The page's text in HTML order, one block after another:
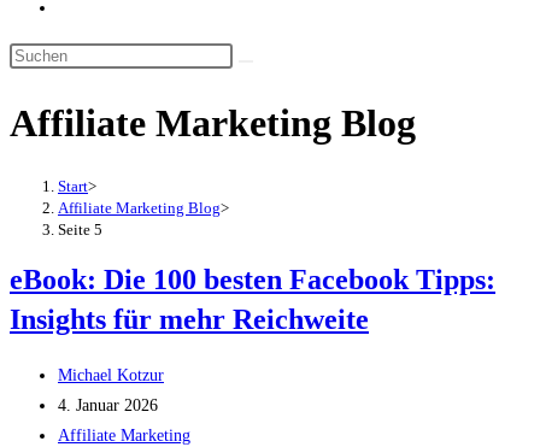
umschalten
Diese
durchsuchen
Affiliate Marketing Blog
Start>
Affiliate Marketing Blog>
Seite 5
eBook: Die 100 besten Facebook Tipps:
Insights für mehr Reichweite
Beitrags-
Autor:
Michael Kotzur
Beitrag
veröffentlicht:
4. Januar 2026
Beitrags-
Affiliate Marketing